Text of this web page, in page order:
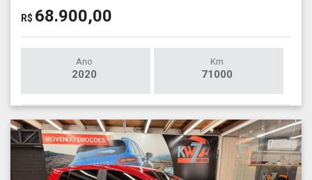
R$ 68.900,00
Ano
2020
Km
71000